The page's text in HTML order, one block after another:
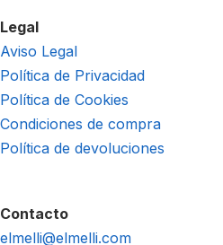
Legal
Aviso Legal
Política de Privacidad
Política de Cookies
Condiciones de compra
Política de devoluciones
Contacto
elmelli@elmelli.com